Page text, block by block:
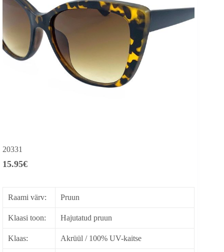
20331
15.95€
Raami värv: Pruun
Klaasi toon: Hajutatud pruun
Klaas: Akrüül / 100% UV-kaitse